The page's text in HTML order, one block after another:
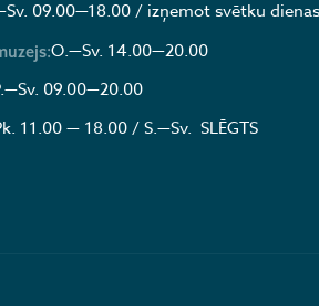
09.00—18.00 / izņemot svētku
O.—Sv. 14.00—20.00
09.00—20.00
11.00 — 18.00 / S.—Sv. SLĒGTS